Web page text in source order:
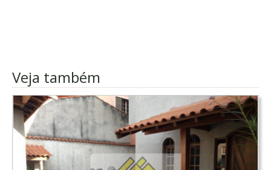
Veja também